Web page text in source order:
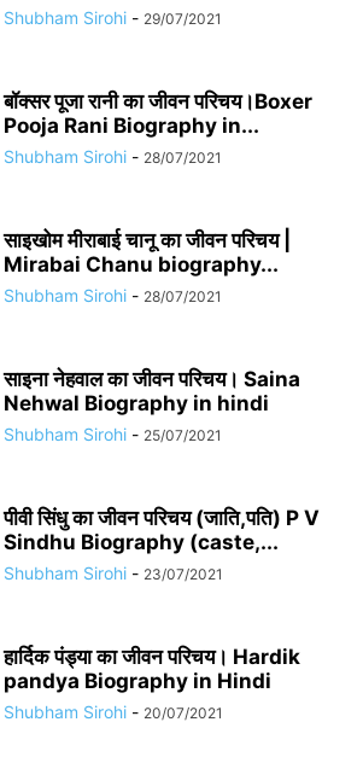
Shubham Sirohi - 29/07/2021
बॉक्सर पूजा रानी का जीवन परिचय।Boxer
Pooja Rani Biography in...
Shubham Sirohi - 28/07/2021
साइखोम मीराबाई चानू का जीवन परिचय |
Mirabai Chanu biography...
Shubham Sirohi - 28/07/2021
साइना नेहवाल का जीवन परिचय। Saina
Nehwal Biography in hindi
Shubham Sirohi - 25/07/2021
पीवी सिंधु का जीवन परिचय (जाति,पति) P V
Sindhu Biography (caste,...
Shubham Sirohi - 23/07/2021
हार्दिक पंड्या का जीवन परिचय। Hardik
pandya Biography in Hindi
Shubham Sirohi - 20/07/2021